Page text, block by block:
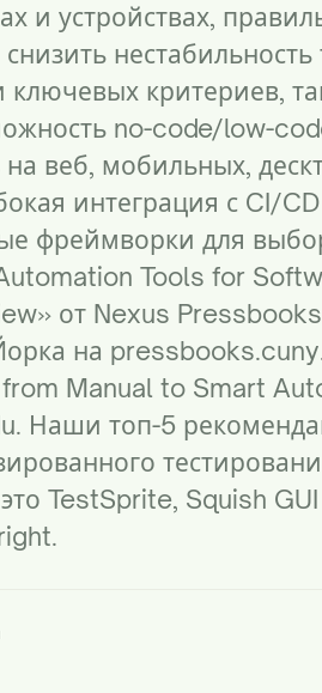
и устройствах,
нестабильность
критериев,
no-code/low-
веб, мобильных,
интеграция с CI/
фреймворки для
Tools for
от Nexus Pressbooks
на
Manual to Smart
. Наши топ-5
TestSprite, Squish